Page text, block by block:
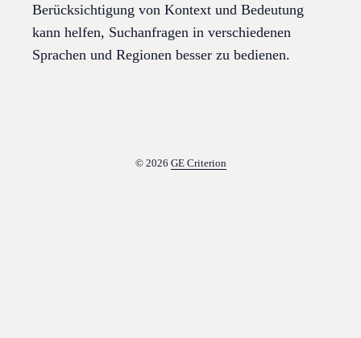
Berücksichtigung von Kontext und Bedeutung
kann helfen, Suchanfragen in verschiedenen
Sprachen und Regionen besser zu bedienen.
© 2026 GE Criterion